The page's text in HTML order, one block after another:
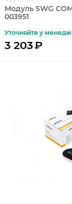
Модуль SWG
003951
Уточняйте у
3 203₽